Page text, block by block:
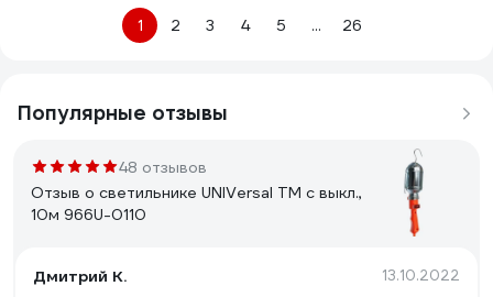
1 2 3 4 5 ... 26
Популярные отзывы
48 отзывов
Отзыв о светильнике UNIVersal ТМ c выкл.,
10м 966U-0110
Дмитрий К. 13.10.2022